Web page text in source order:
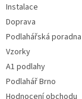
Instalace
Doprava
Podlahářská poradna
Vzorky
A1 podlahy
Podlahář Brno